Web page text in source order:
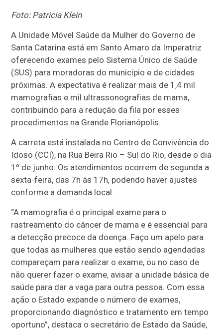
Foto: Patricia Klein
A Unidade Móvel Saúde da Mulher do Governo de
Santa Catarina está em Santo Amaro da Imperatriz
oferecendo exames pelo Sistema Único de Saúde
(SUS) para moradoras do município e de cidades
próximas. A expectativa é realizar mais de 1,4 mil
mamografias e mil ultrassonografias de mama,
contribuindo para a redução da fila por esses
procedimentos na Grande Florianópolis.
A carreta está instalada no Centro de Convivência do
Idoso (CCI), na Rua Beira Rio – Sul do Rio, desde o dia
1º de junho. Os atendimentos ocorrem de segunda a
sexta-feira, das 7h às 17h, podendo haver ajustes
conforme a demanda local.
“A mamografia é o principal exame para o
rastreamento do câncer de mama e é essencial para
a detecção precoce da doença. Faço um apelo para
que todas as mulheres que estão sendo agendadas
compareçam para realizar o exame, ou no caso de
não querer fazer o exame, avisar a unidade básica de
saúde para dar a vaga para outra pessoa. Com essa
ação o Estado expande o número de exames,
proporcionando diagnóstico e tratamento em tempo
oportuno”, destaca o secretário de Estado da Saúde,